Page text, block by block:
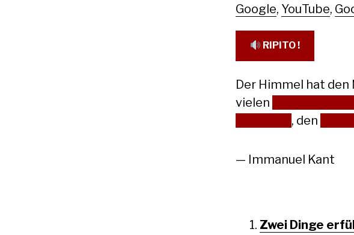
Google, YouTube,
RIPITO !
Der Himmel hat den
vielen
, den
— Immanuel Kant
Zwei Dinge